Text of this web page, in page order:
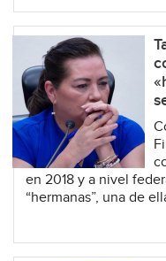
en 2018 y a nivel
“hermanas”, una de